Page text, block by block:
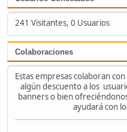
241 Visitantes, 0 Usuarios
Colaboraciones
Estas empresas colaboran con
algún descuento a los
banners o bien
ayudará con